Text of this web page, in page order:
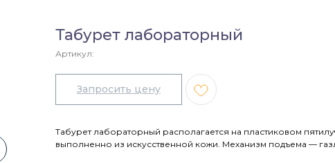
Табурет лабораторный
Артикул:
Табурет лабораторный располагается на пластиковом
выполненно из искусственной кожи. Механизм подъема —